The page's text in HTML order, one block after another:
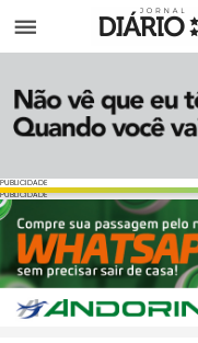
Menu
PUBLICIDADE
PUBLICIDADE